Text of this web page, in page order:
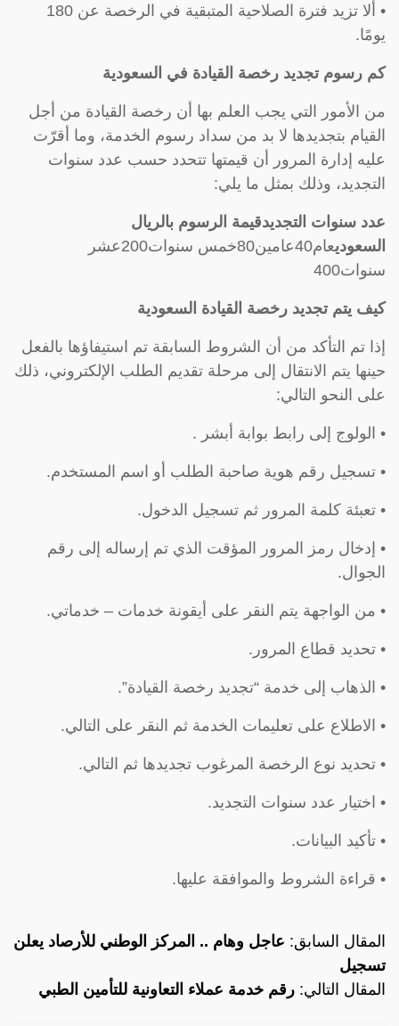
• ألا تزيد فترة الصلاحية المتبقية في الرخصة عن 180
يومًا.
كم رسوم تجديد رخصة القيادة في السعودية
من الأمور التي يجب العلم بها أن رخصة القيادة من أجل
القيام بتجديدها لا بد من سداد رسوم الخدمة، وما أقرّت
عليه إدارة المرور أن قيمتها تتحدد حسب عدد سنوات
التجديد، وذلك بمثل ما يلي:
عدد سنوات التجديدقيمة الرسوم بالريال
السعودي
عام40عامين80خمس سنوات200عشر
سنوات400
كيف يتم تجديد رخصة القيادة السعودية
إذا تم التأكد من أن الشروط السابقة تم استيفاؤها بالفعل
حينها يتم الانتقال إلى مرحلة تقديم الطلب الإلكتروني، ذلك
على النحو التالي:
• الولوج إلى رابط بوابة أبشر .
• تسجيل رقم هوية صاحبة الطلب أو اسم المستخدم.
• تعبئة كلمة المرور ثم تسجيل الدخول.
• إدخال رمز المرور المؤقت الذي تم إرساله إلى رقم
الجوال.
• من الواجهة يتم النقر على أيقونة خدمات – خدماتي.
• تحديد قطاع المرور.
• الذهاب إلى خدمة “تجديد رخصة القيادة”.
• الاطلاع على تعليمات الخدمة ثم النقر على التالي.
• تحديد نوع الرخصة المرغوب تجديدها ثم التالي.
• اختيار عدد سنوات التجديد.
• تأكيد البيانات.
• قراءة الشروط والموافقة عليها.
المقال السابق: عاجل وهام .. المركز الوطني للأرصاد يعلن
تسجيل
المقال التالي: رقم خدمة عملاء التعاونية للتأمين الطبي